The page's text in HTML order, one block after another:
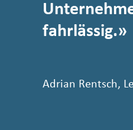
fahrlässig.
Adrian Rentsch,